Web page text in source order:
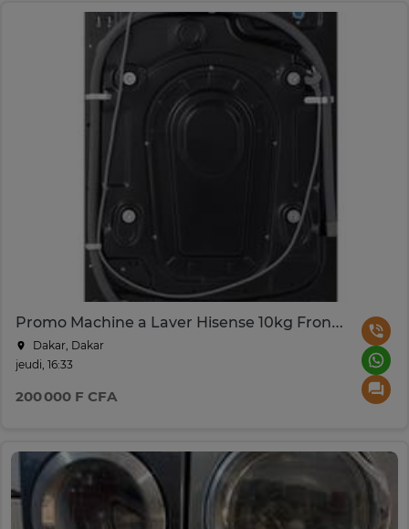
Promo Machine a Laver Hisense 10kg Front Load WF3Q1043BB
Dakar, Dakar
jeudi, 16:33
200 000 F CFA